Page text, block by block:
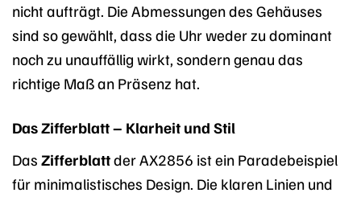
nicht aufträgt. Die Abmessungen des Gehäuses
sind so gewählt, dass die Uhr weder zu dominant
noch zu unauffällig wirkt, sondern genau das
richtige Maß an Präsenz hat.
Das Zifferblatt – Klarheit und Stil
Das Zifferblattder AX2856 ist ein Paradebeispiel
für minimalistisches Design. Die klaren Linien und